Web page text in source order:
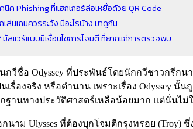
นิค Phishing ที่แฮกเกอร์ล่อเหยื่อด้วย QR Code
ล่นเกมควรระวัง มีอะไรบ้าง มาดูกัน
มัลแวร์แบบมีเงื่อนไขการโจมตี ที่ยากแก่การตรวจพบ
วีชื่อ Odyssey ที่ประพันธ์โดยนักกวีชาวกรีกน
เรื่องจริง หรือตำนาน เพราะเรื่อง Odyssey นั้
านทางประวัติศาสตร์เหลือน้อยมาก แต่นั่นไม่
นาม Ulysses ที่ต้องบุกโจมตีกรุงทรอย (Troy)